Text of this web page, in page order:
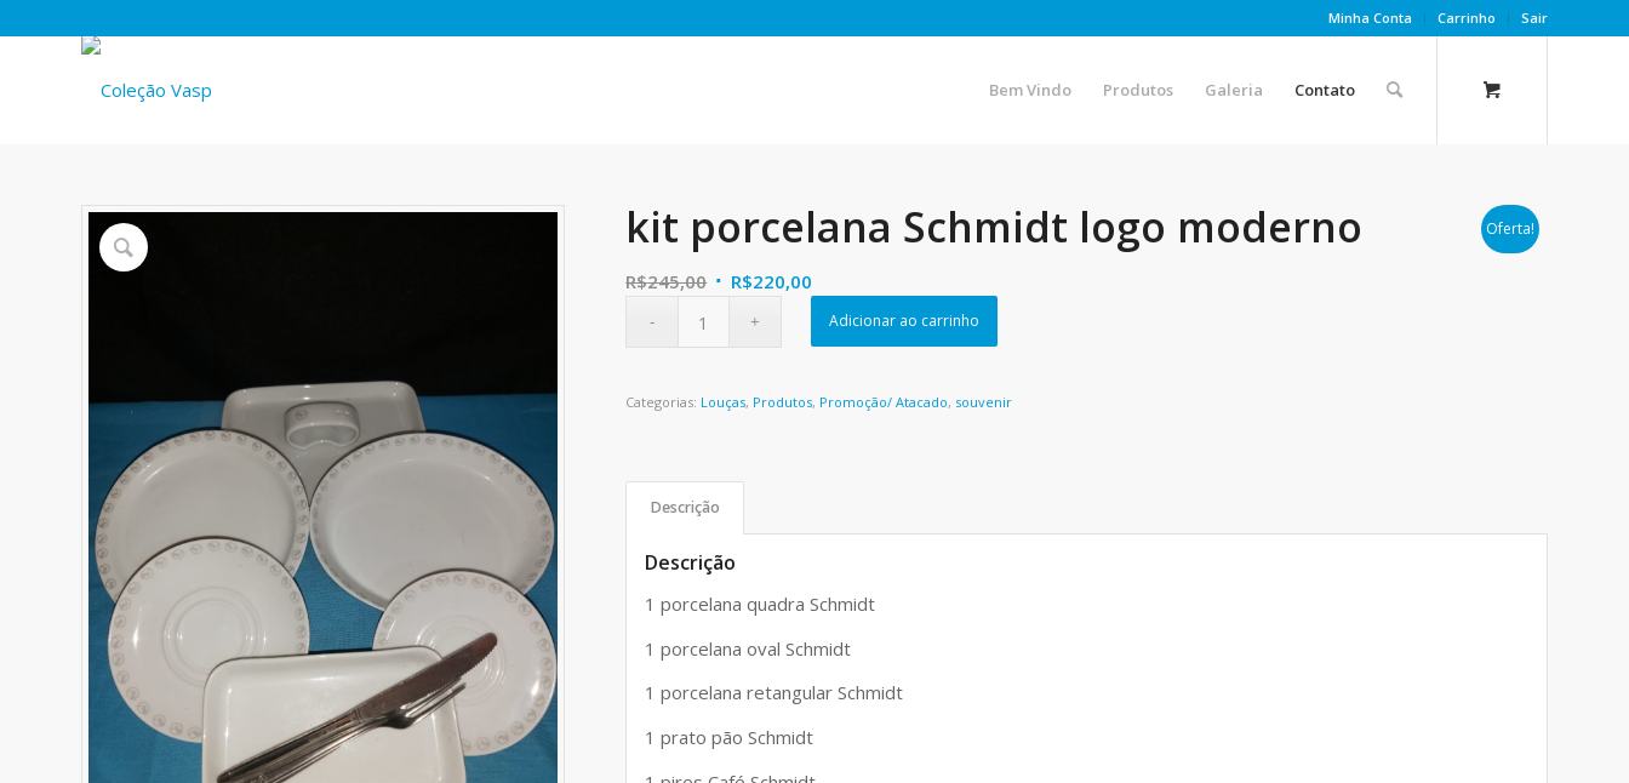
Minha Conta Carrinho Sair
Bem Vindo Produtos Galeria Contato
Oferta!
kit porcelana Schmidt logo moderno
R$245,00 O
R$245,00.
R$220,00
preço
atual
R$220,00.
Adicionar ao carrinho
Categorias: Louças, Produtos, Promoção/ Atacado, souvenir
Descrição
Descrição
1 porcelana quadra Schmidt
1 porcelana oval Schmidt
1 porcelana retangular Schmidt
1 prato pão Schmidt